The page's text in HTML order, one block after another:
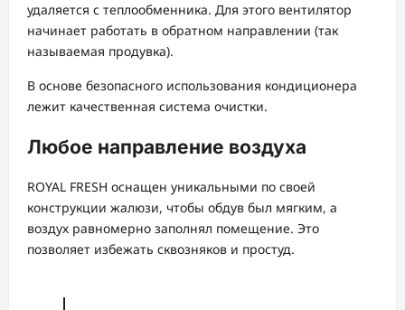
удаляется с теплообменника. Для этого вентилятор
начинает работать в обратном направлении (так
называемая продувка).
В основе безопасного использования кондиционера
лежит качественная система очистки.
Любое направление воздуха
ROYAL FRESH оснащен уникальными по своей
конструкции жалюзи, чтобы обдув был мягким, а
воздух равномерно заполнял помещение. Это
позволяет избежать сквозняков и простуд.